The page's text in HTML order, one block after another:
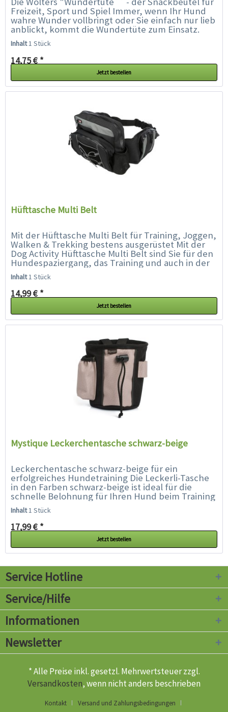
Freizeit, Sport und Spiel Immer, wenn Ihr Hund
wahre Wunder vollbringt oder Sie einfach nur lieb
anblickt, kommt die Wundertüte zum Einsatz.
Diesen Snackbeutel gibt`s in zwei Größen und...
Inhalt1 Stück
14,75 € *
Jetzt bestellen
Hüfttasche Multi Belt
Mit der Hüfttasche Multi Belt für Training, Joggen,
Walken & Trekking bestens ausgerüstet Mit der
Dog Activity Hüfttasche Multi Belt sind Sie für den
Hundespaziergang, das Training und auch in der
Freizeit...
Inhalt1 Stück
14,99 € *
Jetzt bestellen
Mystique Leckerchentasche schwarz-beige
Leckerchentasche schwarz-beige für ein
erfolgreiches Hundetraining Die Leckerli-Tasche
in den Farben schwarz-beige ist ideal für die
schnelle Belohnung für Ihren Hund beim Training
oder Ausstellungen. Der wasserdichte...
Inhalt1 Stück
17,99 € *
Jetzt bestellen
Service Hotline
Service/Hilfe
Informationen
Newsletter
* Alle Preise inkl. gesetzl. Mehrwertsteuer zzgl.
Versandkosten, wenn nicht anders beschrieben
Kontakt Versand und Zahlungsbedingungen